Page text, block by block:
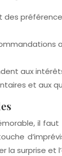
aux
et aux
il
la surprise et